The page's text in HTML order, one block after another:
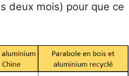
deux mois) pour que ce